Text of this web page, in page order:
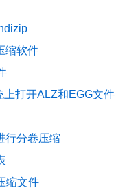
缩软件
打开ALZ和EGG文件
行分卷压缩
缩文件